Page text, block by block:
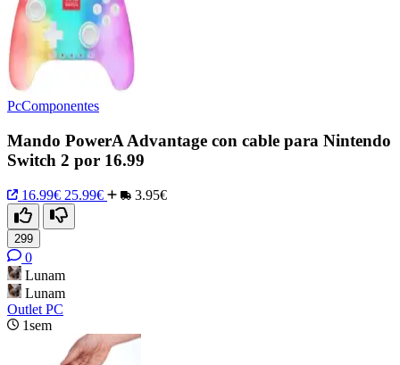
PcComponentes
Mando PowerA Advantage con cable para Nintendo
Switch 2 por 16.99
16.99€ 25.99€ 3.95€
299
0
Lunam
Lunam
Outlet PC
1sem